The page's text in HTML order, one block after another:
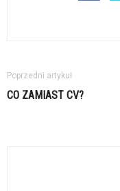
Poprzedni artykuł
CO ZAMIAST CV?